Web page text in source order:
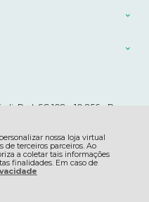
nossa loja virtual
de terceiros parceiros. Ao
a coletar tais informações
finalidades. Em caso de
Rod. SC 108 - 10.856 - Represa